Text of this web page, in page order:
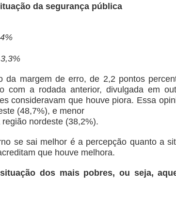
da segurança pública
da margem de erro, de 2,2 pontos
com a rodada anterior, divulgada em
consideravam que houve piora. Essa
(48,7%), e menor
nordeste (38,2%).
se sai melhor é a percepção quanto a
que houve melhora.
dos mais pobres, ou seja,